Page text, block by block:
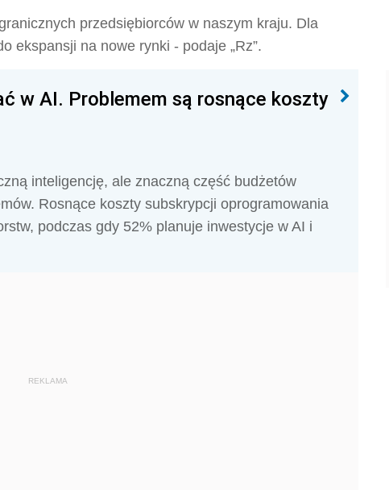
przedsiębiorców w naszym kraju. Dla
ekspansji na nowe rynki - podaje „Rz”.
w AI. Problemem są rosnące koszty
inteligencję, ale znaczną część budżetów
Rosnące koszty subskrypcji oprogramowania
podczas gdy 52% planuje inwestycje w AI i
REKLAMA